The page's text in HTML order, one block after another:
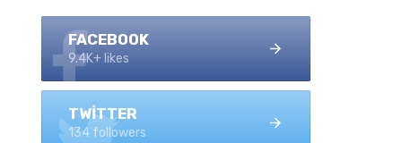
FACEBOOK
9.4K+ likes
TWITTER
134 followers